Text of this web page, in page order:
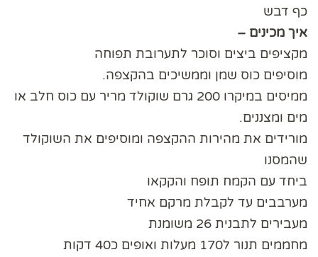
כף דבש
איך מכינים –
מקציפים ביצים וסוכר לתערובת תפוחה
מוסיפים כוס שמן וממשיכים בהקצפה.
ממיסים במיקרו 200 גרם שוקולד מריר עם כוס חלב או
מים ומצננים.
מורידים את מהירות ההקצפה ומוסיפים את השוקולד
שהמסנו
ביחד עם הקמח תופח והקקאו
מערבבים עד לקבלת מרקם אחיד
מעבירים לתבנית 26 משומנת
מחממים תנור ל170 מעלות ואופים כ40 דקות